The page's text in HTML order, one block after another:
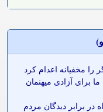
را مخفیانه اعدام کرد
برای آزادی میهنمان
در برابر دیدگان مردم